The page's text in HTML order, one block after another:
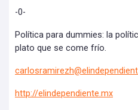
-0-
Política para dummies: la
plato que se come frío.
http://elindependiente.mx